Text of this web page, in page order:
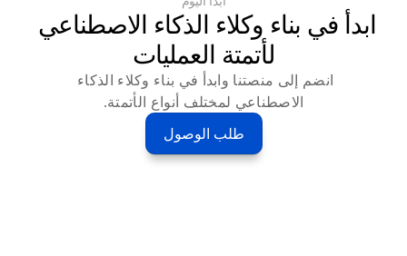
لأتمتة العمليات
الاصطناعي لمختلف أنواع الأتمتة.
طلب الوصول